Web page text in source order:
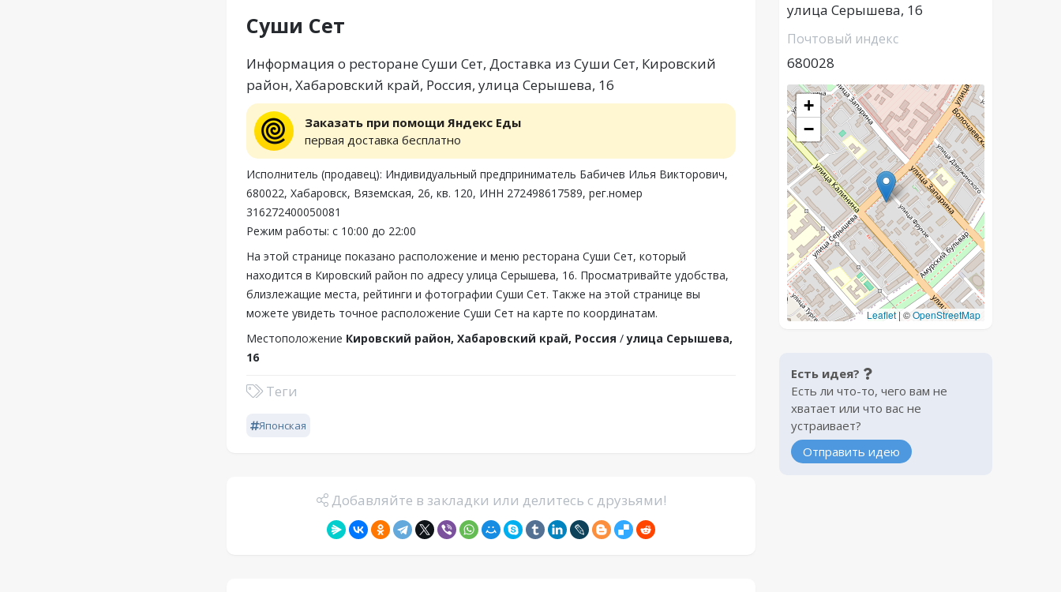
Суши Сет
Информация о ресторане Суши Сет, Доставка из Суши Сет, Кировский
район, Хабаровский край, Россия, улица Серышева, 16
Заказать при помощи Яндекс Еды
первая доставка бесплатно
Исполнитель (продавец): Индивидуальный предприниматель Бабичев Илья Викторович,
680022, Хабаровск, Вяземская, 26, кв. 120, ИНН 272498617589, рег.номер
316272400050081
Режим работы: с 10:00 до 22:00
На этой странице показано расположение и меню ресторана Суши Сет, который
находится в Кировский район по адресу улица Серышева, 16. Просматривайте удобства,
близлежащие места, рейтинги и фотографии Суши Сет. Также на этой странице вы
можете увидеть точное расположение Суши Сет на карте по координатам.
Местоположение Кировский район, Хабаровский край, Россия /улица Серышева,
16
Теги
Японская
Добавляйте в закладки или делитесь с друзьями!
улица Серышева, 16
Почтовый индекс
680028
+
−
Leaflet | ©OpenStreetMap
Есть идея?
Есть ли что-то, чего вам не
хватает или что вас не
устраивает?
Отправить идею